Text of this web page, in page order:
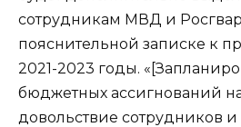
сотрудникам МВД и
пояснительной записке к
2021-2023 годы.
бюджетных ассигнований
довольствие сотрудников